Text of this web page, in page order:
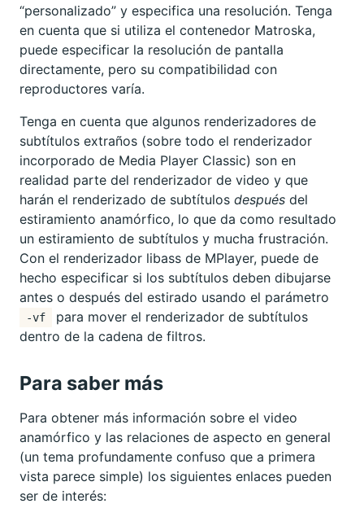
“personalizado” y especifica una resolución. Tenga
en cuenta que si utiliza el contenedor Matroska,
puede especificar la resolución de pantalla
directamente, pero su compatibilidad con
reproductores varía.
Tenga en cuenta que algunos renderizadores de
subtítulos extraños (sobre todo el renderizador
incorporado de Media Player Classic) son en
realidad parte del renderizador de video y que
harán el renderizado de subtítulos después del
estiramiento anamórfico, lo que da como resultado
un estiramiento de subtítulos y mucha frustración.
Con el renderizador libass de MPlayer, puede de
hecho especificar si los subtítulos deben dibujarse
antes o después del estirado usando el parámetro
-vf
para mover el renderizador de subtítulos
dentro de la cadena de filtros.
Para saber más
Para obtener más información sobre el video
anamórfico y las relaciones de aspecto en general
(un tema profundamente confuso que a primera
vista parece simple) los siguientes enlaces pueden
ser de interés: